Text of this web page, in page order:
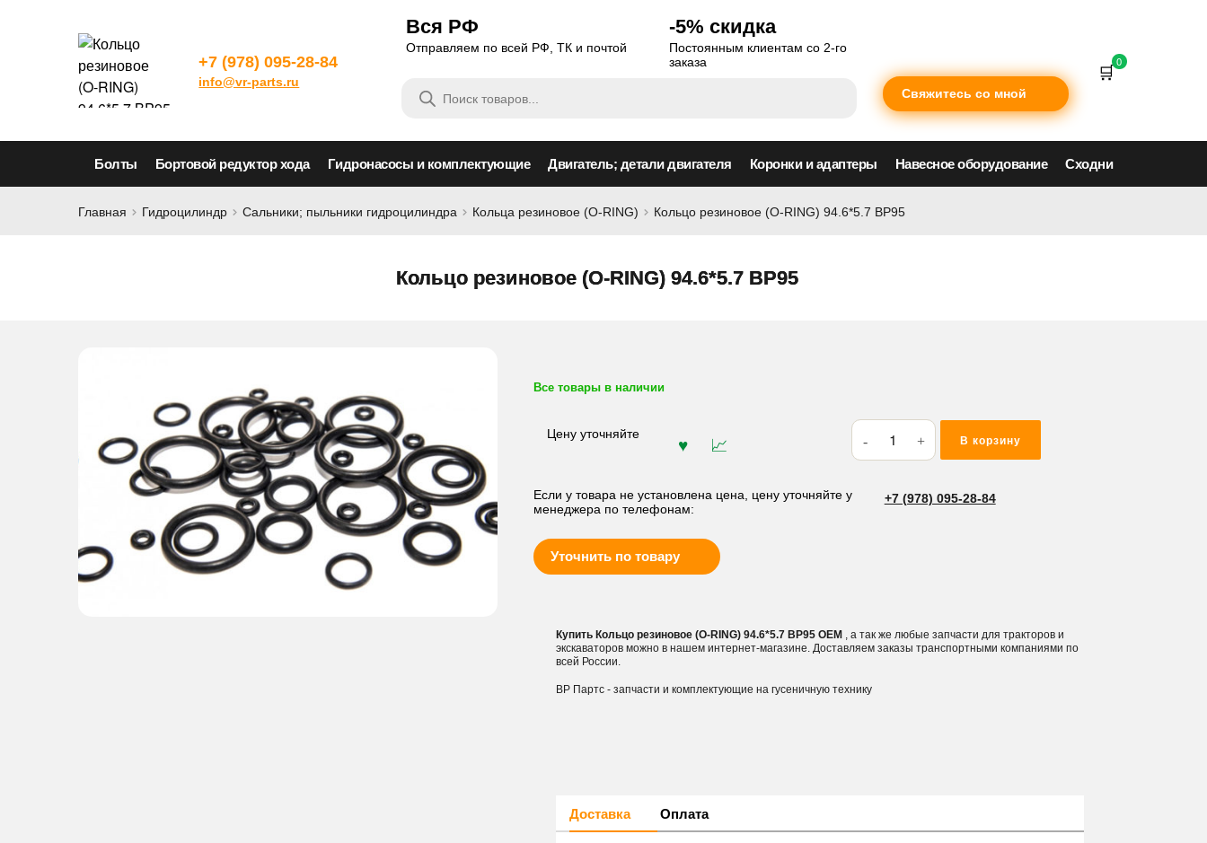
+7 (978) 095-28-84
info@vr-parts.ru
Вся РФ
Отправляем по всей РФ, ТК и почтой
-5% скидка
Постоянным клиентам со 2-го
заказа
товаров Свяжитесь со мной
0
Болты Бортовой редуктор хода Гидронасосы и комплектующие Двигатель; детали двигателя Коронки и адаптеры Навесное оборудование Сходни
Главная Гидроцилиндр Сальники; пыльники гидроцилиндра Кольца резиновое (O-RING) Кольцо резиновое (O-RING) 94.6*5.7 BP95
Кольцо резиновое (O-RING) 94.6*5.7 BP95
Все товары в наличии
Цену уточняйте
Количество
товара
резиновое
В корзину
Если у товара не установлена цена, цену уточняйте у
менеджера по телефонам:
+7 (978) 095-28-84
Уточнить по товару
Купить Кольцо резиновое (O-RING) 94.6*5.7 BP95 OEM , а так же любые запчасти для тракторов и
экскаваторов можно в нашем интернет-магазине. Доставляем заказы транспортными компаниями по
всей России.
ВР Партс - запчасти и комплектующие на гусеничную технику
Доставка Оплата